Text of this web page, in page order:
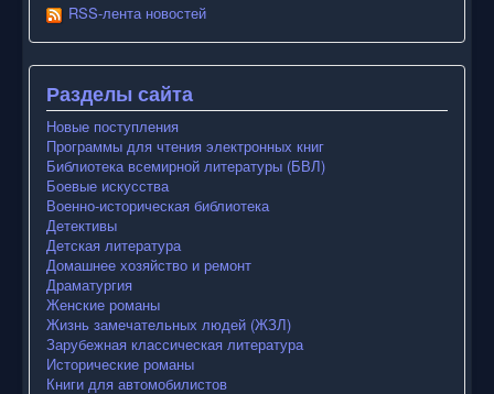
RSS-лента новостей
Разделы сайта
Новые поступления
Программы для чтения электронных книг
Библиотека всемирной литературы (БВЛ)
Боевые искусства
Военно-историческая библиотека
Детективы
Детская литература
Домашнее хозяйство и ремонт
Драматургия
Женские романы
Жизнь замечательных людей (ЖЗЛ)
Зарубежная классическая литература
Исторические романы
Книги для автомобилистов